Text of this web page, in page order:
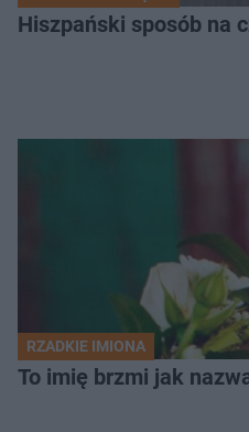
Hiszpański sposób na
RZADKIE IMIONA
To imię brzmi jak